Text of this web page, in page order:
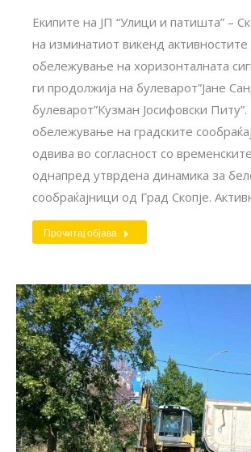
Екипите на ЈП “Улици и патишта” –
на изминатиот викенд активностите
обележување на хоризонталната
ги продолжија на булеварот”Јане
булеварот”Кузман Јосифовски
обележување на градските
одвива во согласност со
однапред утврдена динамика за
сообраќајници од Град Скопје.
Прочитај објава